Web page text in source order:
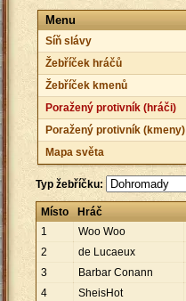
Menu
Síň slávy
Žebříček hráčů
Žebříček kmenů
Poražený protivník (hráči)
Poražený protivník (kmeny)
Mapa světa
Typ žebříčku:
Místo Hráč
1
Woo Woo
2
de Lucaeux
3
Barbar Conann
4
SheisHot